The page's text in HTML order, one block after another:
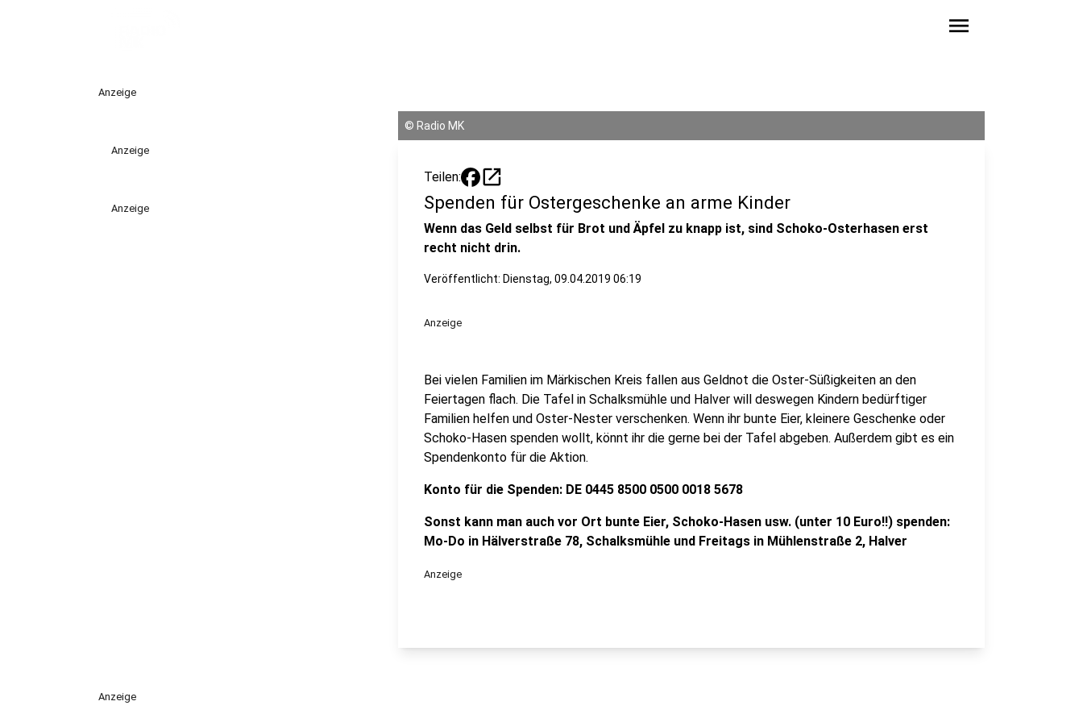
menu
Anzeige
Anzeige
Anzeige
© Radio MK
Teilen: open_in_new
Spenden für Ostergeschenke an arme Kinder
Wenn das Geld selbst für Brot und Äpfel zu knapp ist, sind Schoko-Osterhasen erst
recht nicht drin.
Veröffentlicht: Dienstag, 09.04.2019 06:19
Anzeige
Bei vielen Familien im Märkischen Kreis fallen aus Geldnot die Oster-Süßigkeiten an den
Feiertagen flach. Die Tafel in Schalksmühle und Halver will deswegen Kindern bedürftiger
Familien helfen und Oster-Nester verschenken. Wenn ihr bunte Eier, kleinere Geschenke oder
Schoko-Hasen spenden wollt, könnt ihr die gerne bei der Tafel abgeben. Außerdem gibt es ein
Spendenkonto für die Aktion.
Konto für die Spenden: DE 0445 8500 0500 0018 5678
Sonst kann man auch vor Ort bunte Eier, Schoko-Hasen usw. (unter 10 Euro!!) spenden:
Mo-Do in Hälverstraße 78, Schalksmühle und Freitags in Mühlenstraße 2, Halver
Anzeige
Anzeige